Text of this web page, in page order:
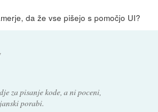
da že vse pišejo s pomočjo UI?
za pisanje kode, a ni poceni,
porabi.